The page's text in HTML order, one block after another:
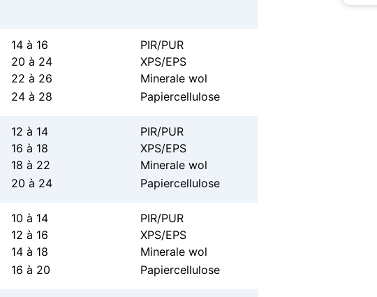
14 à 16
20 à 24
22 à 26
24 à 28
PIR/PUR
XPS/EPS
Minerale wol
Papiercellulose
12 à 14
16 à 18
18 à 22
20 à 24
PIR/PUR
XPS/EPS
Minerale wol
Papiercellulose
10 à 14
12 à 16
14 à 18
16 à 20
PIR/PUR
XPS/EPS
Minerale wol
Papiercellulose